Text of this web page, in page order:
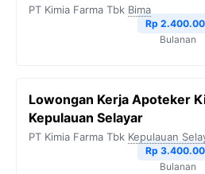
PT Kimia Farma Tbk Bima
Rp
Bulanan
Lowongan Kerja Apoteker
Kepulauan Selayar
PT Kimia Farma Tbk Kepulauan
Rp
Bulanan